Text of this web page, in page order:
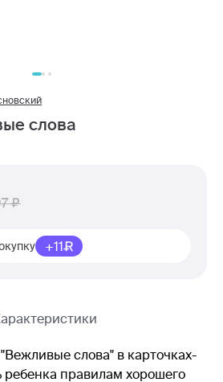
слова
+11
слова" в карточках-
ребенка правилам хорошего